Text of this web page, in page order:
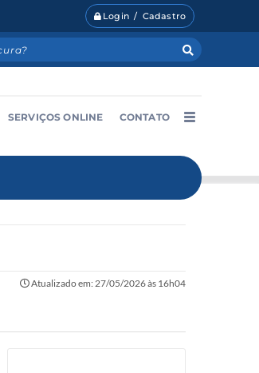
Login / Cadastro
SERVIÇOS ONLINE CONTATO
Atualizado em: 27/05/2026 às 16h04